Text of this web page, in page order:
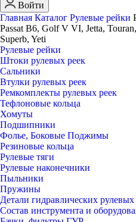
Войти
Главная Каталог Рулевые рейки
Passat B6, Golf V VI, Jetta,
Superb, Yeti
Рулевые рейки
Штоки рулевых реек
Сальники
Втулки рулевых реек
Ремкомплекты рулевых реек
Тефлоновые кольца
Хомуты
Подшипники
Фолье, Боковые Поджимы
Резиновые кольца
Рулевые тяги
Рулевые наконечники
Пыльники
Пружины
Детали гидравлических рулевых
Состав инструмента и